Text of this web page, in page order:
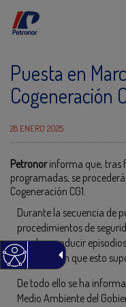
Puesta en
Cogeneración
28 ENERO 2025
Petronorinforma que, tras
programadas, se
Cogeneración CG1.
Durante la secuencia de
procedimientos de
pueden producir
antorcha sin que esto
De todo ello se ha
Medio Ambiente del